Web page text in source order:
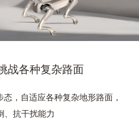
战各种复杂路面
，自适应各种复杂地形路面，
、抗干扰能力